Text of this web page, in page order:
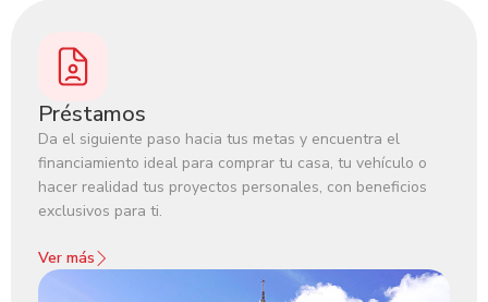
Préstamos
Da el siguiente paso hacia tus metas y encuentra el
financiamiento ideal para comprar tu casa, tu vehículo o
hacer realidad tus proyectos personales, con beneficios
exclusivos para ti.‍
Ver más